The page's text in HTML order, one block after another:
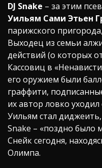
DJ Snake – за этим
Уильям Сами Этьен
парижского
Выходец из семьи
действий (о которых
Кассовиц в
его оружием были
граффити,
их автор ловко
Уильям стал
Snake – «поздно было
Снейк сегодня,
Олимпа.